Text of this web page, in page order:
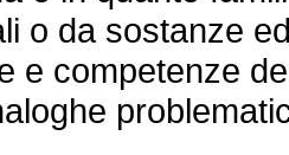
o da sostanze
e competenze